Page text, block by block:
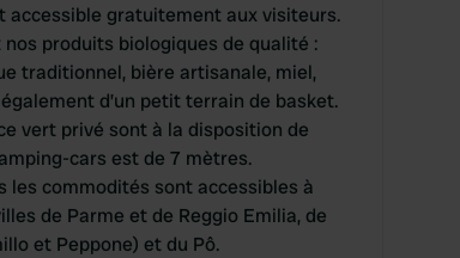
gratuitement aux visiteurs.
produits biologiques de qualité :
traditionnel, bière artisanale, miel,
d’un petit terrain de basket.
vert privé sont à la disposition de
cars est de 7 mètres.
commodités sont accessibles à
de Parme et de Reggio Emilia, de
et Peppone) et du Pô.